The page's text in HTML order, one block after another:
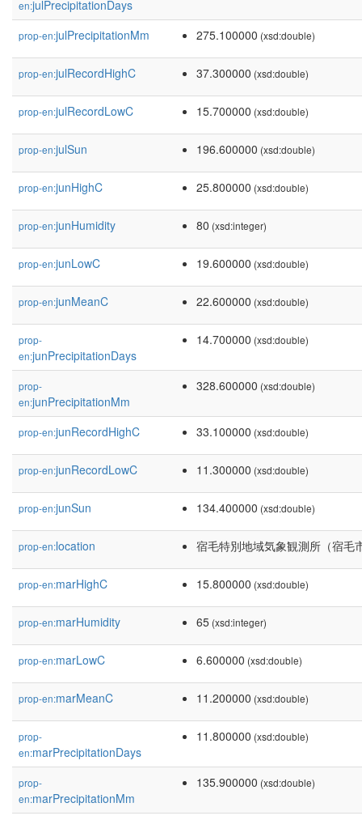
en:julPrecipitationDays
prop-en:julPrecipitationMm 275.100000 (xsd:double)
prop-en:julRecordHighC 37.300000 (xsd:double)
prop-en:julRecordLowC 15.700000 (xsd:double)
prop-en:julSun 196.600000 (xsd:double)
prop-en:junHighC 25.800000 (xsd:double)
prop-en:junHumidity 80 (xsd:integer)
prop-en:junLowC 19.600000 (xsd:double)
prop-en:junMeanC 22.600000 (xsd:double)
prop-
en:junPrecipitationDays
14.700000 (xsd:double)
prop-
en:junPrecipitationMm
328.600000 (xsd:double)
prop-en:junRecordHighC 33.100000 (xsd:double)
prop-en:junRecordLowC 11.300000 (xsd:double)
prop-en:junSun 134.400000 (xsd:double)
prop-en:location 宿毛特別地域気象観測所（宿毛
prop-en:marHighC 15.800000 (xsd:double)
prop-en:marHumidity 65 (xsd:integer)
prop-en:marLowC 6.600000 (xsd:double)
prop-en:marMeanC 11.200000 (xsd:double)
prop-
en:marPrecipitationDays
11.800000 (xsd:double)
prop-
en:marPrecipitationMm
135.900000 (xsd:double)